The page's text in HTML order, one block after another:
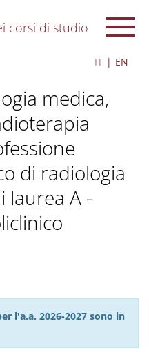
corsi di studio
IT EN
medica,
di radiologia
laurea A -
l'a.a. 2026-2027 sono in